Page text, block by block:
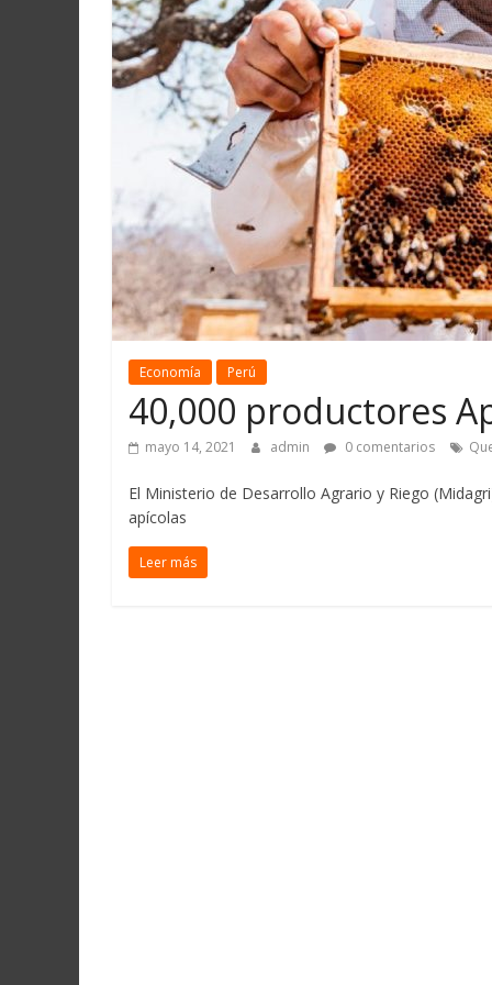
Martín
y
Loreto
Economía Perú
40,000 productores
mayo 14, 2021 admin 0 comentarios
El Ministerio de Desarrollo Agrario y Riego
apícolas
Leer más